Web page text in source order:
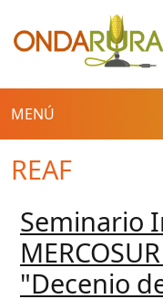
Pasar al contenido
MENÚ
REAF
Seminario
"Decenio